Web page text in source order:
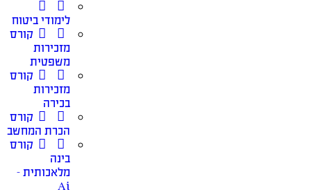
לימודי ביטוח
קורס
מזכירות
משפטית
קורס
מזכירות
בכירה
קורס
הכרת המחשב
קורס
בינה
מלאכותית –
Ai